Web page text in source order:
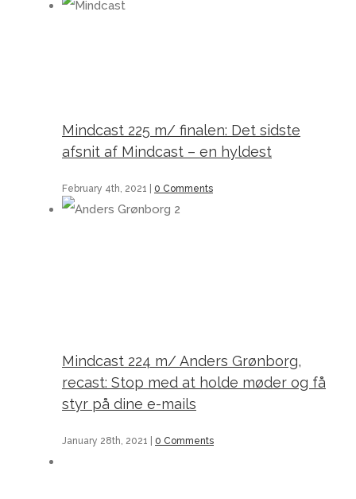
Mindcast 225 m/ finalen: Det sidste
afsnit af Mindcast – en hyldest
February 4th, 2021 0 Comments
Mindcast 224 m/ Anders Grønborg,
recast: Stop med at holde møder og få
styr på dine e-mails
January 28th, 2021 0 Comments